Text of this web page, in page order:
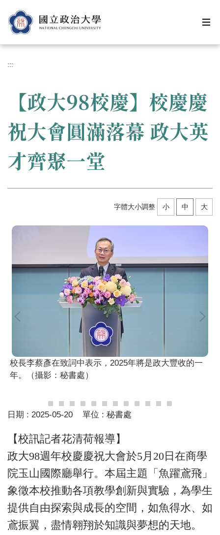
到
主
內
區
:::
【政大98校慶】校慶慶
祝大會圓滿落幕 政大英
才齊聚一堂
字體大小調整 小 中 大
校長李蔡彥在致詞中表示，2025年將是政大豐收的一
年。（攝影：秘書處）
日期 : 2025-05-20 單位 : 秘書處
【校訊記者花清荷報導】
政大98週年校慶慶祝大會於5月20日在商學
院玉山國際廳舉行。本屆主題「魚躍鳶飛」
象徵本校推動各項教學創新與實驗，為學生
提供自由探索與成長的空間，如魚得水、如
鳶振翼，盡情翱翔於知識與夢想的天地。